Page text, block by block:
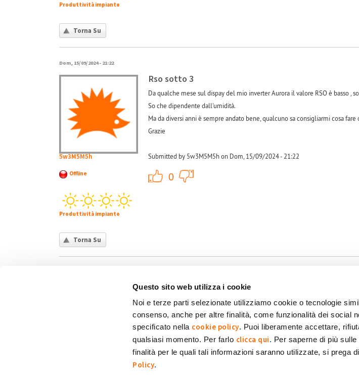
Questo sito web utilizza i cookie
Noi e terze parti selezionate utilizziamo cookie o tecnologie
consenso, anche per altre finalità, come funzionalità dei social
specificato nella cookie policy. Puoi liberamente accettare,
qualsiasi momento. Per farlo clicca qui. Per saperne di più
finalità per le quali tali informazioni saranno utilizzate, si prega
Policy.
Produttività impianto
Torna Su
Dom, 15/09/2024 - 21:22
5w3M5M5h
Offline
Produttività impianto
Rso sotto 3
Da qualche mese sul dispay del mio inverter Aurora il valore RSO è basso ,
So che dipendente dall'umidità.
Ma da diversi anni è sempre andato bene, qualcuno sa consigliarmi cosa
Grazie
Submitted by 5w3M5M5h on Dom, 15/09/2024 - 21:22
0
Torna Su
Contatti Privacy policy Cookie Dichiarazione di accessibilità
My Solar Family è un marchio di Eni Plenitude SpA Società Benefit
Via Giovanni Lorenzini, 4
POWERED BY: